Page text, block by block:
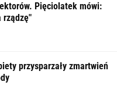
Pięciolatek mówi:
rządzę"
przysparzały zmartwień